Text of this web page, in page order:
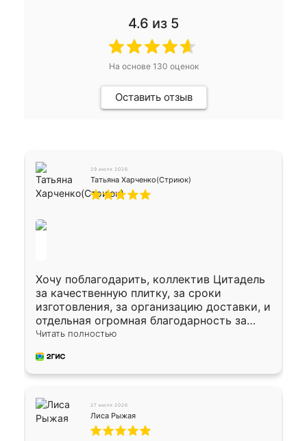
4.6 из 5
На основе 130 оценок
Оставить отзыв
29 июля 2026
Татьяна Харченко(Стриюк)
Хочу поблагодарить, коллектив Цитадель
за качественную плитку, за сроки
изготовления, за организацию доставки, и
отдельная огромная благодарность за
укладку плитки Оганесу, за два дня 70 кв,
Читать полностью
27 июля 2026
Лиса Рыжая